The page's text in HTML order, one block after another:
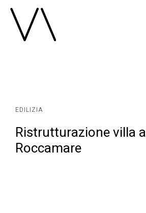
EDILIZIA
Ristrutturazione villa a
Roccamare